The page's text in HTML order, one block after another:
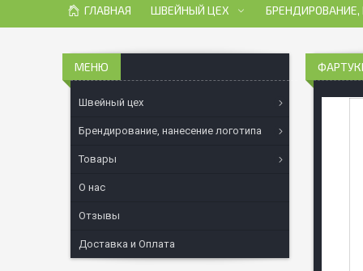
ГЛАВНАЯ ШВЕЙНЫЙ ЦЕХ
Швейный цех
Брендирование, нанесение логотипа
Товары
О нас
Отзывы
Доставка и Оплата